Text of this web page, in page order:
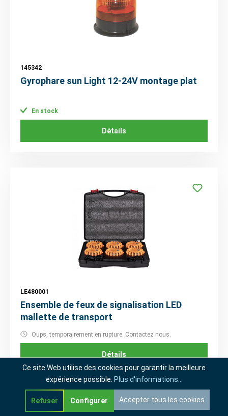
145342
Gyrophare sun Light 12-24V montage plat
En stock
Détails
LE480001
Ensemble de feux de signalisation LED
mallette de transport
Oups, temporairement en rupture. Contactez nous.
Détails
Ce site Web utilise des cookies pour garantir la meilleure
expérience possible. Plus d'informations...
Refuser Configurer Accepter tous les cookies